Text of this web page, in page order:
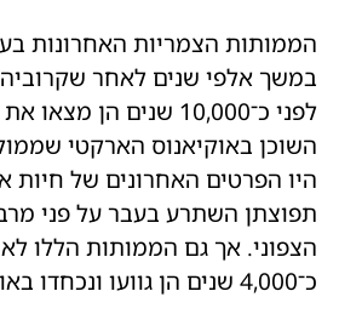
הממותות הצמריות האחרונות
במשך אלפי שנים לאחר
לפני כ־10,000 שנים הן
השוכן באוקיאנוס הארקטי
היו הפרטים האחרונים של
תפוצתן השתרע בעבר על פני
הצפוני. אך גם הממותות הללו
כ־4,000 שנים הן גוועו ונכחדו באופן סופי.